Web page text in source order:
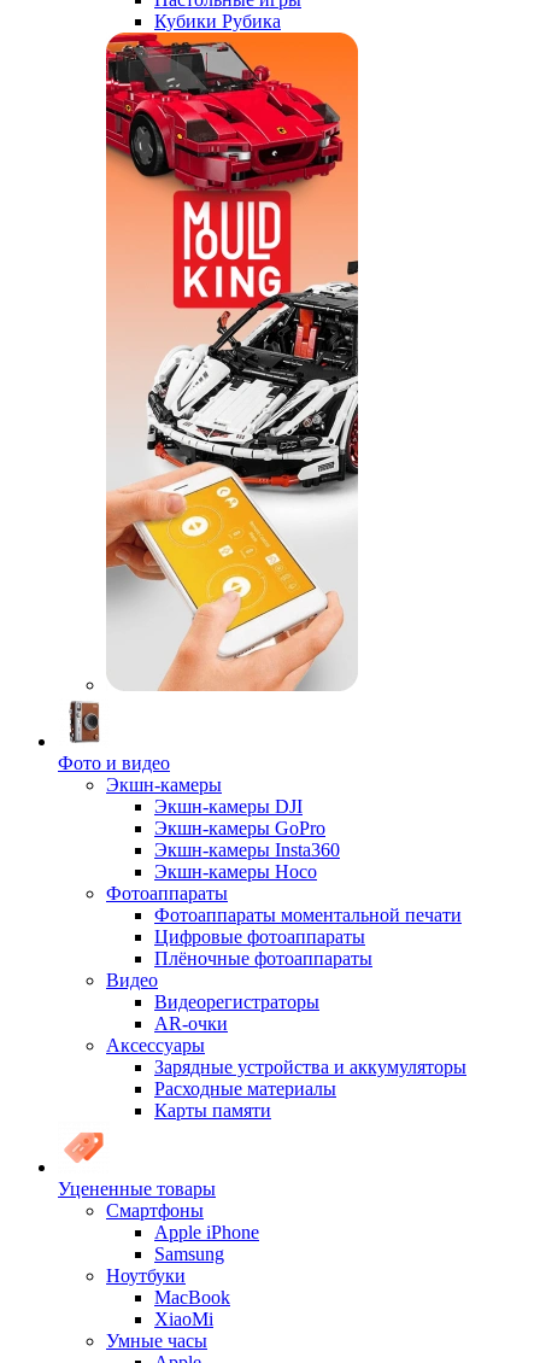
Кубики Рубика
Фото и видео
Экшн-камеры
Экшн-камеры DJI
Экшн-камеры GoPro
Экшн-камеры Insta360
Экшн-камеры Hoco
Фотоаппараты
Фотоаппараты моментальной печати
Цифровые фотоаппараты
Плёночные фотоаппараты
Видео
Видеорегистраторы
AR-очки
Аксессуары
Зарядные устройства и аккумуляторы
Расходные материалы
Карты памяти
Уцененные товары
Cмартфоны
Apple iPhone
Samsung
Ноутбуки
MacBook
XiaoMi
Умные часы